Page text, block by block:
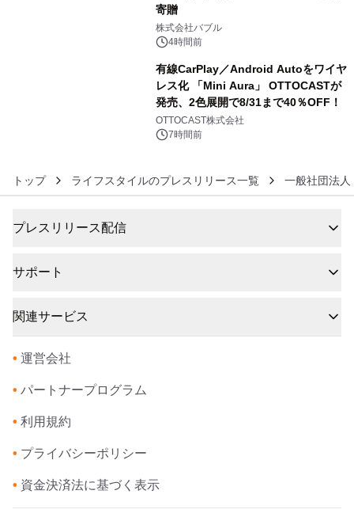
寄贈
株式会社バブル
4時間前
有線CarPlay／Android Autoをワイヤ
レス化 「Mini Aura」 OTTOCASTが
発売、2色展開で8/31まで40％OFF！
OTTOCAST株式会社
7時間前
トップ ライフスタイルのプレスリリース一覧 一般社団法
プレスリリース配信
サポート
関連サービス
• 運営会社
• パートナープログラム
• 利用規約
• プライバシーポリシー
• 資金決済法に基づく表示